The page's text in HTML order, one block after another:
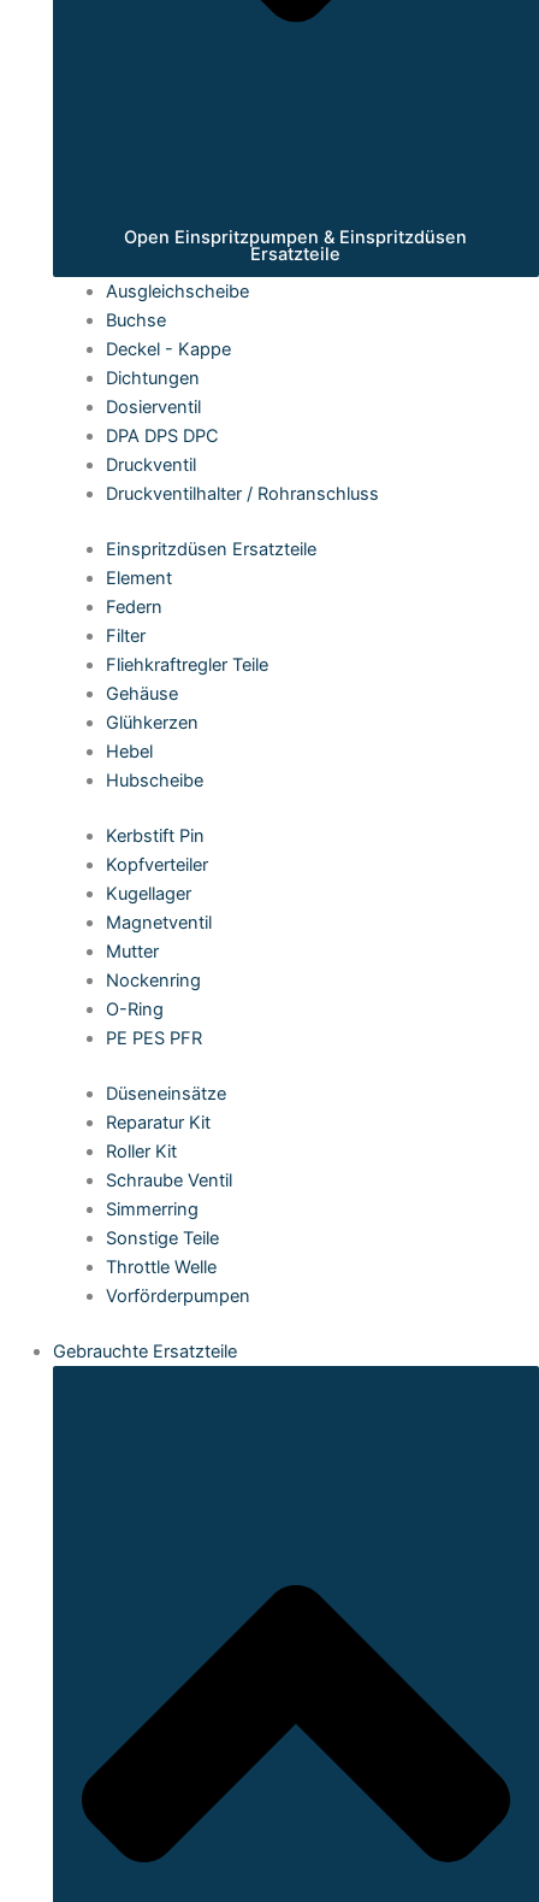
Open Einspritzpumpen & Einspritzdüsen
Ersatzteile
Ausgleichscheibe
Buchse
Deckel - Kappe
Dichtungen
Dosierventil
DPA DPS DPC
Druckventil
Druckventilhalter / Rohranschluss
Einspritzdüsen Ersatzteile
Element
Federn
Filter
Fliehkraftregler Teile
Gehäuse
Glühkerzen
Hebel
Hubscheibe
Kerbstift Pin
Kopfverteiler
Kugellager
Magnetventil
Mutter
Nockenring
O-Ring
PE PES PFR
Düseneinsätze
Reparatur Kit
Roller Kit
Schraube Ventil
Simmerring
Sonstige Teile
Throttle Welle
Vorförderpumpen
Gebrauchte Ersatzteile